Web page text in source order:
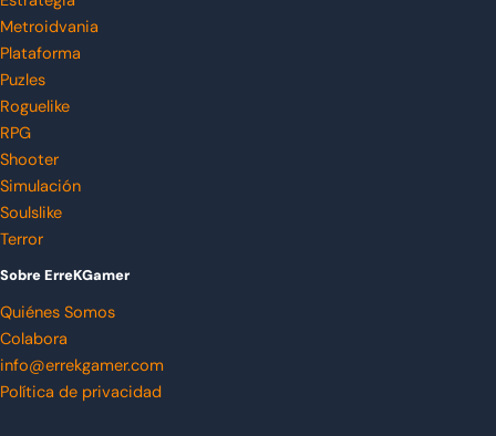
Metroidvania
Plataforma
Puzles
Roguelike
RPG
Shooter
Simulación
Soulslike
Terror
Sobre ErreKGamer
Quiénes Somos
Colabora
info@errekgamer.com
Política de privacidad